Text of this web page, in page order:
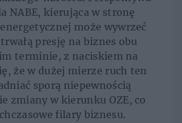
NABE, kierująca w stronę
może wywrzeć
presję na biznes obu
terminie, z naciskiem na
że w dużej mierze ruch ten
sporą niepewnością
zmiany w kierunku OZE, co
filary biznesu.